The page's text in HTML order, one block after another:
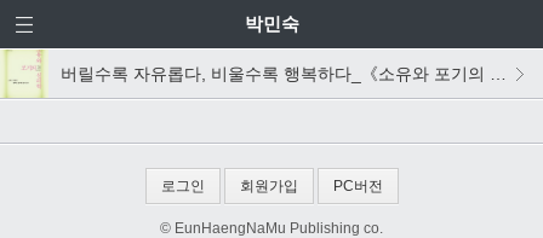
박민숙
버릴수록 자유롭다, 비울수록 행복하다_《소유와 포기의 심리학》
로그인 회원가입 PC버전
© EunHaengNaMu Publishing co.